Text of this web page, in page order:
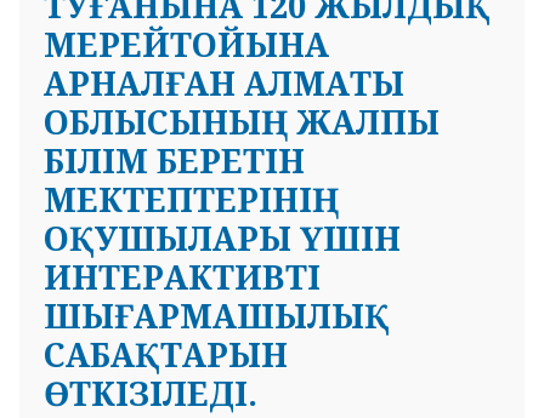
МЕРЕЙТОЙЫНА
АРНАЛҒАН АЛМАТЫ
ОБЛЫСЫНЫҢ ЖАЛПЫ
БІЛІМ БЕРЕТІН
МЕКТЕПТЕРІНІҢ
ОҚУШЫЛАРЫ ҮШІН
ИНТЕРАКТИВТІ
ШЫҒАРМАШЫЛЫҚ
САБАҚТАРЫН
ӨТКІЗІЛЕДІ.